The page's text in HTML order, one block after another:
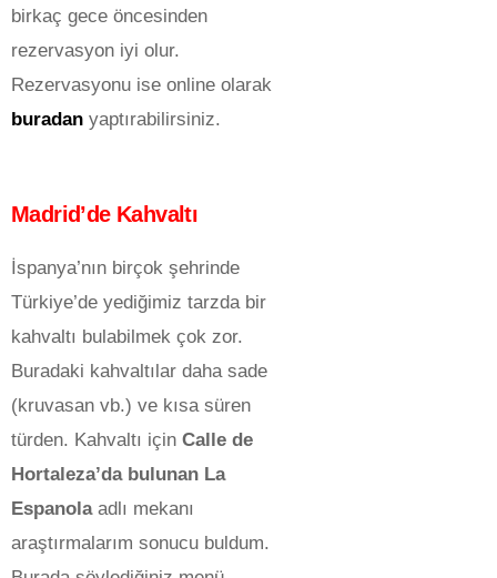
birkaç gece öncesinden
rezervasyon iyi olur.
Rezervasyonu ise online olarak
buradan yaptırabilirsiniz.
Madrid’de Kahvaltı
İspanya’nın birçok şehrinde
Türkiye’de yediğimiz tarzda bir
kahvaltı bulabilmek çok zor.
Buradaki kahvaltılar daha sade
(kruvasan vb.) ve kısa süren
türden. Kahvaltı için Calle de
Hortaleza’da bulunan La
Espanolaadlı mekanı
araştırmalarım sonucu buldum.